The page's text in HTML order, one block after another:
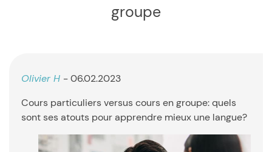
groupe
Olivier H - 06.02.2023
Cours particuliers versus cours en groupe: quels
sont ses atouts pour apprendre mieux une langue?